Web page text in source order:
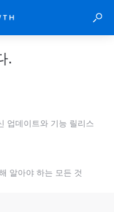
.
업데이트와 기능 릴리스
알아야 하는 모든 것